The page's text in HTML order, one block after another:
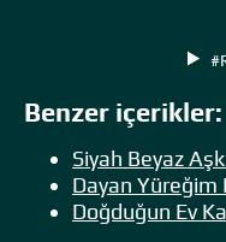
Benzer içerikler:
Siyah Beyaz
Dayan Yüreğim
Doğduğun Ev